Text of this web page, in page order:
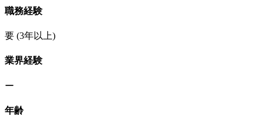
職務経験
要 (3年以上)
業界経験
ー
年齢